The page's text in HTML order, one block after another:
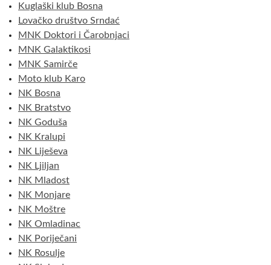
Kuglaški klub Bosna
Lovačko društvo Srndać
MNK Doktori i Čarobnjaci
MNK Galaktikosi
MNK Samirče
Moto klub Karo
NK Bosna
NK Bratstvo
NK Goduša
NK Kralupi
NK Liješeva
NK Ljiljan
NK Mladost
NK Monjare
NK Moštre
NK Omladinac
NK Poriječani
NK Rosulje